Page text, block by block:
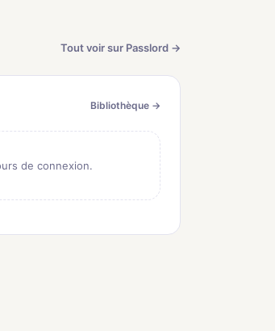
Tout voir sur Passlord →
Bibliothèque →
de connexion.